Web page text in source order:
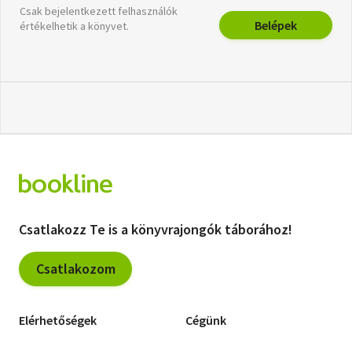
Csak bejelentkezett felhasználók
értékelhetik a könyvet.
Belépek
Csatlakozz Te is a könyvrajongók táborához!
Csatlakozom
Elérhetőségek Cégünk